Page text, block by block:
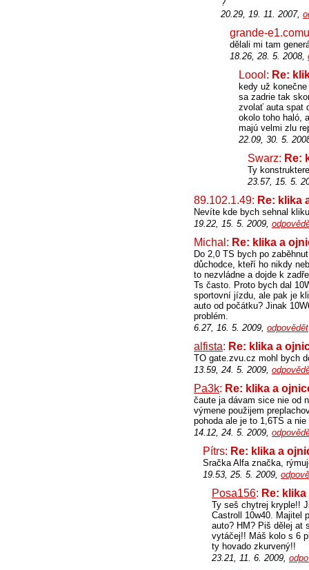
?
20.29, 19. 11. 2007,
grande-
dělali mi tam
18.26, 28. 5. 2008,
Loool: Re:
kedy už
sa zadrie tak
zvolať auta spat
okolo toho haló,
majú velmi zlu
22.09, 30. 5.
Swarz: Re:
Ty
23.57, 15. 5.
89.102.1.49: Re: klika
Nevíte kde bych sehnal
19.22, 15. 5. 2009,
Michal: Re: klika a
Do 2,0 TS bych po
důchodce, kteří ho nikdy
to nezvládne a dojde k
Ts často. Proto bych dal
sportovní jízdu, ale pak je
auto od počátku? Jinak
problém.
6.27, 16. 5. 2009, odpovědět
alfista: Re: klika a
TO gate.zvu.cz mohl bych
13.59, 24. 5. 2009,
Pa3k: Re: klika a
čaute ja dávam sice nie od
výmene použijem
pohoda ale je to 1,6TS a nie
14.12, 24. 5. 2009,
Pítrs: Re: klika a
Sračka Alfa značka,
19.53, 25. 5. 2009,
Posa156: Re:
Ty seš chytrej kryple!!
Castroll 10w40. Majitel
auto? HM? Piš dělej at
vytáčej!! Máš kolo s 6
ty hovado zkurvený!!
23.21, 11. 6. 2009,